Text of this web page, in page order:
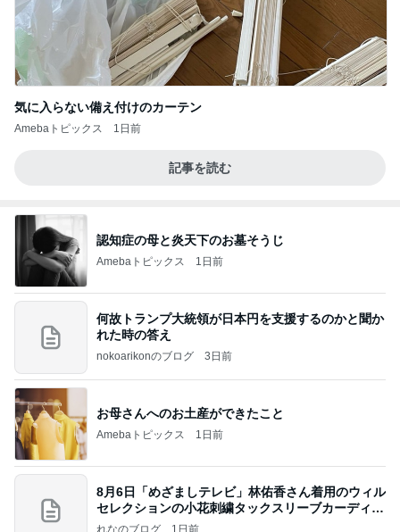
気に入らない備え付けのカーテン
Amebaトピックス 1日前
記事を読む
認知症の母と炎天下のお墓そうじ
Amebaトピックス 1日前
何故トランプ大統領が日本円を支援するのかと聞か
れた時の答え
nokoarikonのブログ 3日前
お母さんへのお土産ができたこと
Amebaトピックス 1日前
8月6日「めざましテレビ」林佑香さん着用のウィル
セレクションの小花刺繍タックスリーブカーディガ
ン
れなのブログ 1日前